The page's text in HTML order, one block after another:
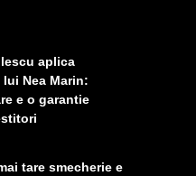
aplica
Nea Marin:
e o garantie
tare smecherie e